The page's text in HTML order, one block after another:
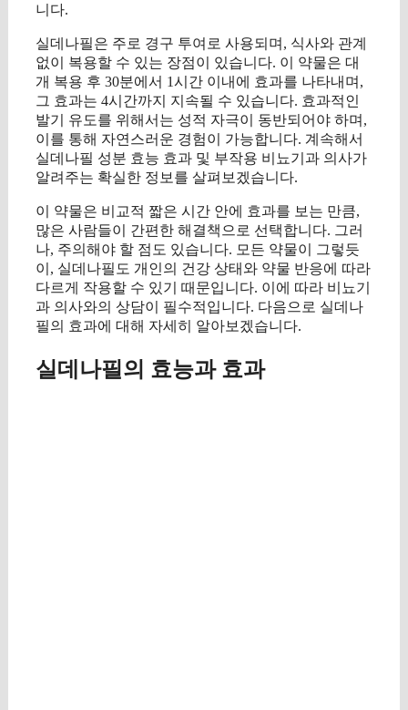
니다.
실데나필은 주로 경구 투여로 사용되며, 식사와 관계
없이 복용할 수 있는 장점이 있습니다. 이 약물은 대
개 복용 후 30분에서 1시간 이내에 효과를 나타내며,
그 효과는 4시간까지 지속될 수 있습니다. 효과적인
발기 유도를 위해서는 성적 자극이 동반되어야 하며,
이를 통해 자연스러운 경험이 가능합니다. 계속해서
실데나필 성분 효능 효과 및 부작용 비뇨기과 의사가
알려주는 확실한 정보를 살펴보겠습니다.
이 약물은 비교적 짧은 시간 안에 효과를 보는 만큼,
많은 사람들이 간편한 해결책으로 선택합니다. 그러
나, 주의해야 할 점도 있습니다. 모든 약물이 그렇듯
이, 실데나필도 개인의 건강 상태와 약물 반응에 따라
다르게 작용할 수 있기 때문입니다. 이에 따라 비뇨기
과 의사와의 상담이 필수적입니다. 다음으로 실데나
필의 효과에 대해 자세히 알아보겠습니다.
실데나필의 효능과 효과